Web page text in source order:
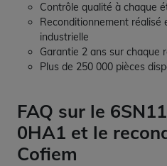
Contrôle qualité à chaque
Reconditionnement réalisé
industrielle
Garantie 2 ans sur chaque
Plus de 250 000 pièces
FAQ sur le
0HA1 et le
Cofiem